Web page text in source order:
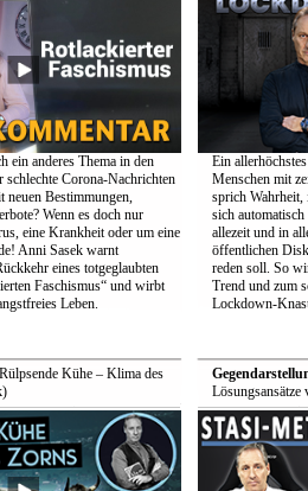
ein anderes Thema in den
Corona-Nachrichten
neuen Bestimmungen,
Wenn es doch nur
eine Krankheit oder um eine
Anni Sasek warnt
eines totgeglaubten
Faschismus“ und wirbt
Leben.
Ein
Menschen mit
sprich Wahrheit,
sich
allezeit und in
öffentlichen
reden soll. So
Trend und zum
Lockdown-
Kühe – Klima des
Lösungsansätze